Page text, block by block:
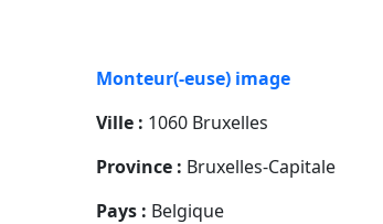
Monteur(-euse) image
Ville : 1060 Bruxelles
Province : Bruxelles-Capitale
Pays : Belgique